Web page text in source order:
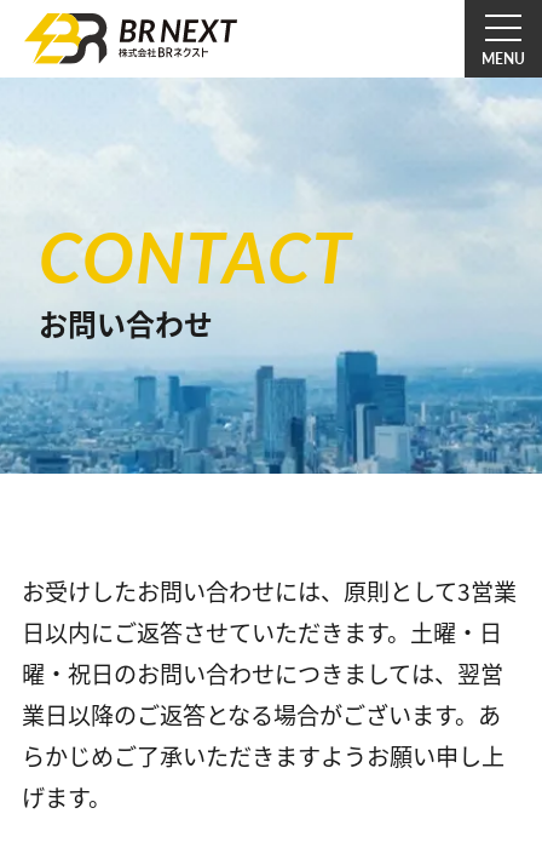
CONTACT
お問い合わせ
お受けしたお問い合わせには、原則として3営業
日以内にご返答させていただきます。土曜・日
曜・祝日のお問い合わせにつきましては、翌営
業日以降のご返答となる場合がございます。あ
らかじめご了承いただきますようお願い申し上
げます。